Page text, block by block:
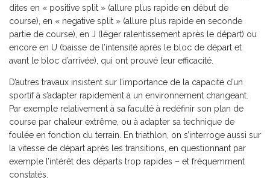
dites en « positive split » (allure plus rapide en début de
course), en « negative split » (allure plus rapide en seconde
partie de course), en J (léger ralentissement après le départ) ou
encore en U (baisse de l’intensité après le bloc de départ et
avant le bloc d’arrivée), qui ont prouvé leur efficacité.
D’autres travaux insistent sur l’importance de la capacité d’un
sportif à s’adapter rapidement à un environnement changeant.
Par exemple relativement à sa faculté à redéfinir son plan de
course par chaleur extrême, ou à adapter sa technique de
foulée en fonction du terrain. En triathlon, on s’interroge aussi sur
la vitesse de départ après les transitions, en questionnant par
exemple l’intérêt des départs trop rapides – et fréquemment
constatés.